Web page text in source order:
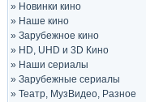
» Новинки кино
» Наше кино
» Зарубежное кино
» HD, UHD и 3D Кино
» Наши сериалы
» Зарубежные сериалы
» Театр, МузВидео, Разное